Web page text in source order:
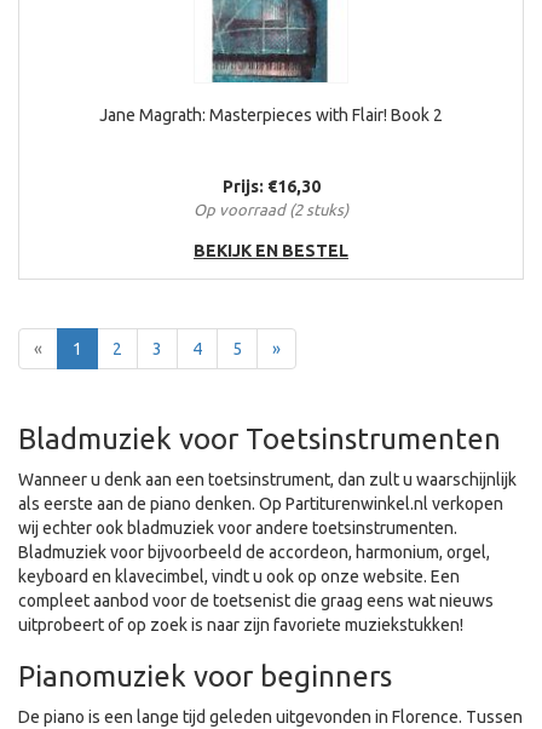
Jane Magrath: Masterpieces with Flair! Book 2
Prijs: €16,30
Op voorraad (2 stuks)
BEKIJK EN BESTEL
« Terug1 2 3 4 5 »Voor
Bladmuziek voor Toetsinstrumenten
Wanneer u denk aan een toetsinstrument, dan zult u waarschijnlijk
als eerste aan de piano denken. Op Partiturenwinkel.nl verkopen
wij echter ook bladmuziek voor andere toetsinstrumenten.
Bladmuziek voor bijvoorbeeld de accordeon, harmonium, orgel,
keyboard en klavecimbel, vindt u ook op onze website. Een
compleet aanbod voor de toetsenist die graag eens wat nieuws
uitprobeert of op zoek is naar zijn favoriete muziekstukken!
Pianomuziek voor beginners
De piano is een lange tijd geleden uitgevonden in Florence. Tussen